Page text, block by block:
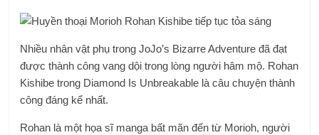
Nhiều nhân vật phụ trong JoJo’s Bizarre Adventure đã đạt
được thành công vang dội trong lòng người hâm mộ. Rohan
Kishibe trong Diamond Is Unbreakable là câu chuyện thành
công đáng kể nhất.
Rohan là một họa sĩ manga bất mãn đến từ Morioh, người